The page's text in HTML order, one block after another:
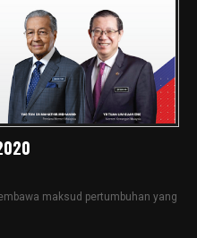
maksud pertumbuhan yang